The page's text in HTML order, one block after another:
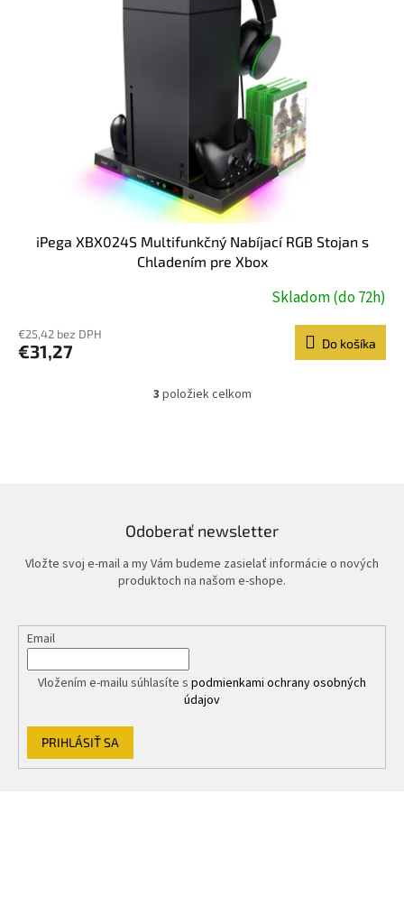
iPega XBX024S Multifunkčný Nabíjací RGB Stojan s
Chladením pre Xbox
Skladom (do 72h)
€25,42 bez DPH
€31,27 Do košíka
O
e
r
v
y
p
i
s
3 položiek celkom
Odoberať newsletter
Vložte svoj e-mail a my Vám budeme zasielať informácie o nových
produktoch na našom e-shope.
Email
Vložením e-mailu súhlasíte s podmienkami ochrany osobných
údajov
PRIHLÁSIŤ SA